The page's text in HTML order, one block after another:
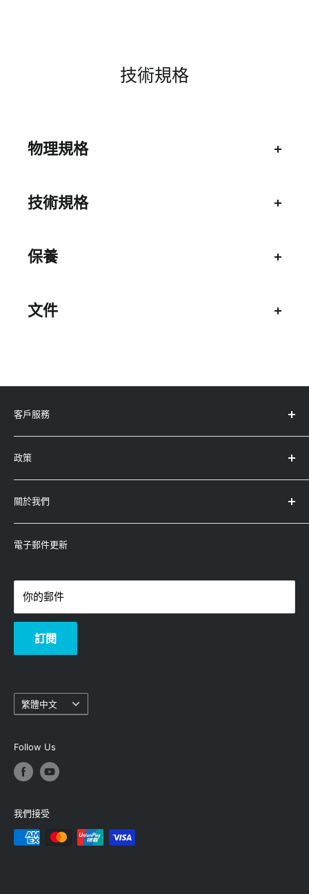
技術規格
物理規格
x 7.5英寸，重量：1.9磅
技術規格
Orbi 路由器(AX4200) : 六(6)個高性能內置天
顯式波束形成。MU-MIMO能夠同時將數據流傳
設備。5GHz (2400Mbps†)專用WiFi鏈路，可加
快Orbi 路由器和Orbi 衛星之間的數據連接速度
埠
記憶體 : 512MB NAND快閃記憶體和1GB RAM
與Amazon Alexa和Google Assistant配合使用
: 是
Mac®和移動設備提供全面的防病毒和數據盜竊
的128位AES加密)。訪客WiFi網路可輕鬆爲訪客
設定獨立安全的互聯網接入
保養
文件
用戶手冊
客戶服務
服務中心地址
產品註冊
產品保養及條款
查詢
-Whatsapp：5743-0733
-電郵：enquiry@winco.com.hk
政策
退款政策
運輸政策
條款及條件
隱私權政策
關於我們
永高(太平洋)有限公司
(香港/澳門總代理)
電子郵件更新
你的郵件
訂閱
語
言
繁體中文
Follow Us
我們接受